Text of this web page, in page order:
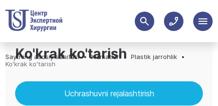
Saytning asosiy sahifasi Xizmatlar
Plastik jarrohlik
Ko'krak ko'tarish
Ko'krak ko'tarish
Uchrashuvni rejalashtirish